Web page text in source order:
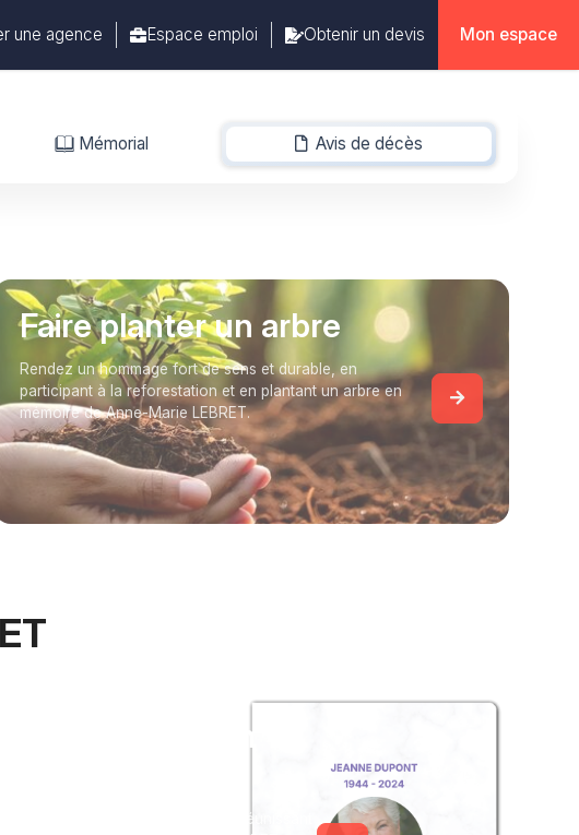
une agence Espace emploi Obtenir un devis Mon espace
Mémorial Avis de décès
-
Faire planter un arbre
Rendez un hommage fort de sens et durable, en
participant à la reforestation et en plantant un arbre en
mémoire de Anne-Marie LEBRET.
Créez un album
Créez un album collaboratif en réunissant